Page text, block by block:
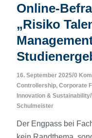
Online-
„Risiko
16. September 2025/0
Controllership, Corporate
Innovation & Sustainability/
Schulmeister
Der Engpass bei